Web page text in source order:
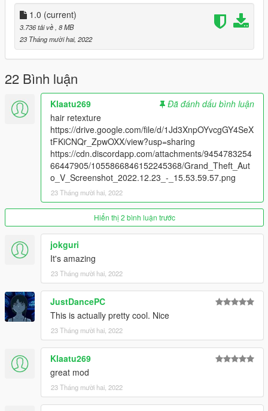
1.0 (current)
3.736 tải về, 8 MB
23 Tháng mười hai, 2022
22 Bình luận
Klaatu269
Đã đánh dấu bình luận
hair retexture
https://drive.google.com/file/d/1Jd3XnpOYvcgGY4SeX
tFKiCNQr_ZpwOXX/view?usp=sharing
https://cdn.discordapp.com/attachments/9454783254
66447905/1055866846152245368/Grand_Theft_Aut
o_V_Screenshot_2022.12.23_-_15.53.59.57.png
23 Tháng mười hai, 2022
Hiển thị 2 bình luận trước
jokguri
It's amazing
23 Tháng mười hai, 2022
JustDancePC
This is actually pretty cool. Nice
23 Tháng mười hai, 2022
Klaatu269
great mod
23 Tháng mười hai, 2022